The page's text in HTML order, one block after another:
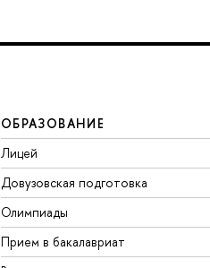
ОБРАЗОВАНИЕ
Лицей
Довузовская подготовка
Олимпиады
Прием в бакалавриат